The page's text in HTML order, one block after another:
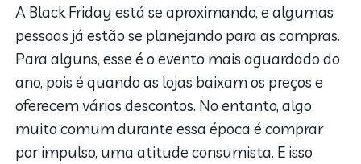
A Black Friday está se aproximando, e algumas
pessoas já estão se planejando para as compras.
Para alguns, esse é o evento mais aguardado do
ano, pois é quando as lojas baixam os preços e
oferecem vários descontos. No entanto, algo
muito comum durante essa época é comprar
por impulso, uma atitude consumista. E isso